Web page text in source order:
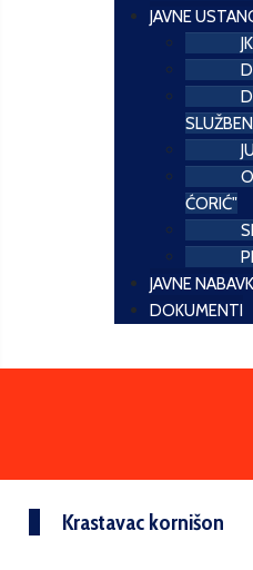
JAVNE
ĆORIĆ"
JAVNE
DOKUMENTI
Krastavac kornišon